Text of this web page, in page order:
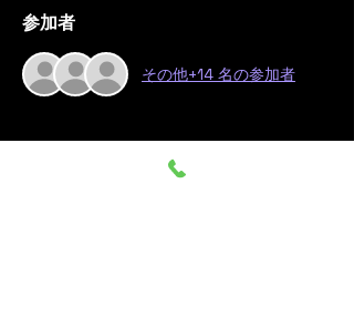
参加者
その他+14 名の参加者